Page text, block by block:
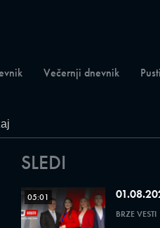
Večernji dnevnik
SLEDI
05:01
BRZE VESTI